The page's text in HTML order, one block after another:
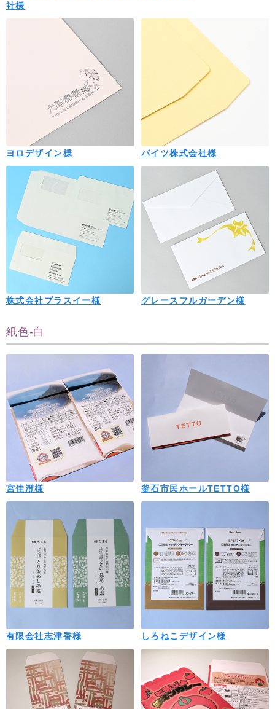
社様
ヨロデザイン様 バイツ株式会社様
株式会社プラスイー様 グレースフルガーデン様
紙色-白
宮佳澄様 釜石市民ホールTETTO様
有限会社志津香様 しろねこデザイン様